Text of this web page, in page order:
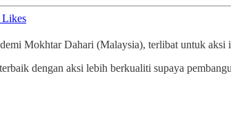
Likes
Mokhtar Dahari (Malaysia), terlibat untuk aksi
dengan aksi lebih berkualiti supaya